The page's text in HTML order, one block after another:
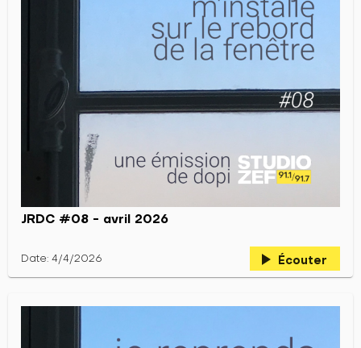
JRDC #08 - avril 2026
Date: 4/4/2026 play_arrow Écouter